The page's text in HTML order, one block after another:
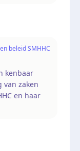
beleid SMHHC
kenbaar
van zaken
en haar